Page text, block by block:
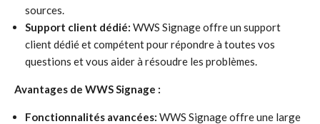
sources.
Support client dédié: WWS Signage offre un support
client dédié et compétent pour répondre à toutes vos
questions et vous aider à résoudre les problèmes.
Avantages de WWS Signage :
Fonctionnalités avancées: WWS Signage offre une large